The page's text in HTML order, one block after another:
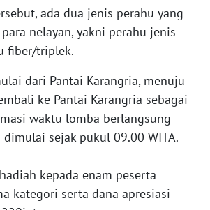
ada dua jenis perahu yang
nelayan, yakni perahu jenis
fiber/triplek.
dari Pantai Karangria, menuju
ke Pantai Karangria sebagai
waktu lomba berlangsung
sejak pukul 09.00 WITA.
kepada enam peserta
kategori serta dana apresiasi